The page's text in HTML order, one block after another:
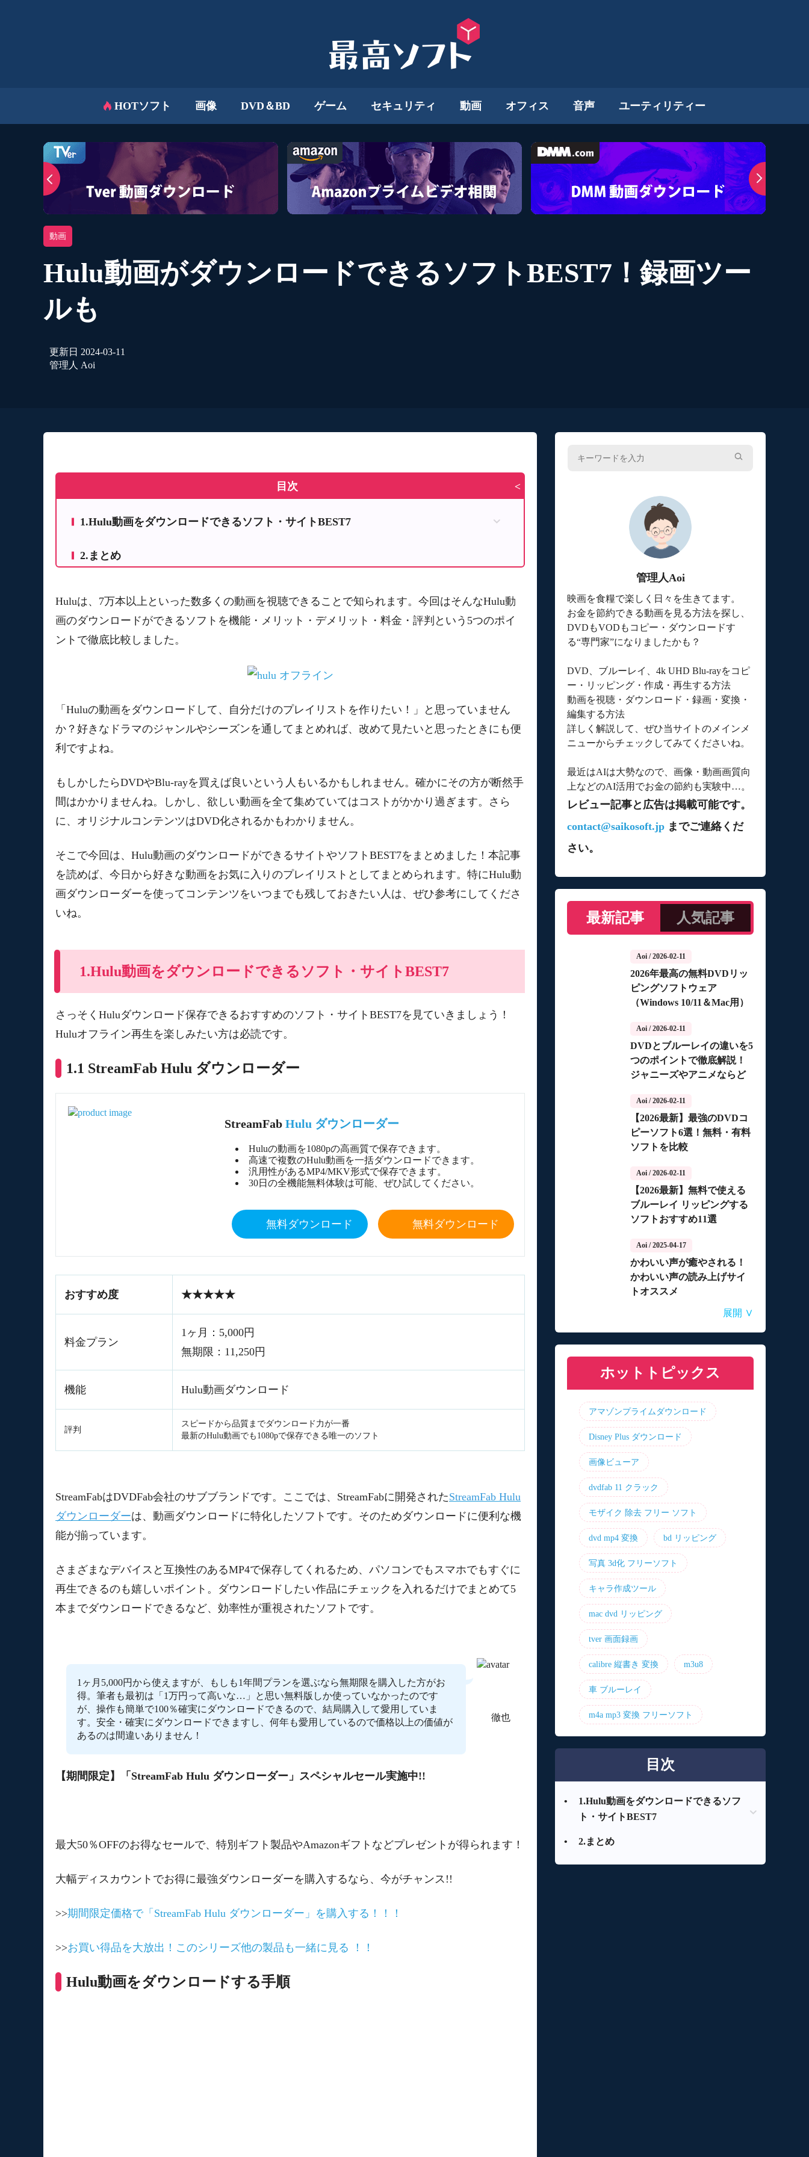
HOTソフト 画像 DVD＆BD ゲーム セキュリティ 動画 オフィス 音声 ユーティリティー
動画
Hulu動画がダウンロードできるソフトBEST7！録画ツー
ルも
更新日 2024-03-11
管理人 Aoi
目次 >
1.Hulu動画をダウンロードできるソフト・サイトBEST7
1.2 KeepStream Hulu Downloader
1.4 AVGO Free Hulu Downloader
1.5 Dovideo Hulu Video Downloader Online
1.6 PlayOn Desktop
2.まとめ
Huluは、7万本以上といった数多くの動画を視聴できることで知られます。今回はそんなHulu動
画のダウンロードができるソフトを機能・メリット・デメリット・料金・評判という5つのポイ
ントで徹底比較しました。
「Huluの動画をダウンロードして、自分だけのプレイリストを作りたい！」と思っていません
か？好きなドラマのジャンルやシーズンを通してまとめれば、改めて見たいと思ったときにも便
利ですよね。
もしかしたらDVDやBlu-rayを買えば良いという人もいるかもしれません。確かにその方が断然手
間はかかりませんね。しかし、欲しい動画を全て集めていてはコストがかかり過ぎます。さら
に、オリジナルコンテンツはDVD化されるかもわかりません。
そこで今回は、Hulu動画のダウンロードができるサイトやソフトBEST7をまとめました！本記事
を読めば、今日から好きな動画をお気に入りのプレイリストとしてまとめられます。特にHulu動
画ダウンローダーを使ってコンテンツをいつまでも残しておきたい人は、ぜひ参考にしてくださ
いね。
1.Hulu動画をダウンロードできるソフト・サイトBEST7
さっそくHuluダウンロード保存できるおすすめのソフト・サイトBEST7を見ていきましょう！
Huluオフライン再生を楽しみたい方は必読です。
1.1 StreamFab Hulu ダウンローダー
StreamFab Hulu ダウンローダー
Huluの動画を1080pの高画質で保存できます。
高速で複数のHulu動画を一括ダウンロードできます。
汎用性があるMP4/MKV形式で保存できます。
30日の全機能無料体験は可能、ぜひ試してください。
無料ダウンロード 無料ダウンロード
おすすめ度 ★★★★★
料金プラン
1ヶ月：5,000円
無期限：11,250円
機能 Hulu動画ダウンロード
評判
スピードから品質までダウンロード力が一番
最新のHulu動画でも1080pで保存できる唯一のソフト
StreamFabはDVDFab会社のサブブランドです。ここでは、StreamFabに開発されたStreamFab Hulu
ダウンローダーは、動画ダウンロードに特化したソフトです。そのためダウンロードに便利な機
能が揃っています。
さまざまなデバイスと互換性のあるMP4で保存してくれるため、パソコンでもスマホでもすぐに
再生できるのも嬉しいポイント。ダウンロードしたい作品にチェックを入れるだけでまとめて5
本までダウンロードできるなど、効率性が重視されたソフトです。
徹也
1ヶ月5,000円から使えますが、もしも1年間プランを選ぶなら無期限を購入した方がお
得。筆者も最初は「1万円って高いな…」と思い無料版しか使っていなかったのです
が、操作も簡単で100％確実にダウンロードできるので、結局購入して愛用していま
す。安全・確実にダウンロードできますし、何年も愛用しているので価格以上の価値が
あるのは間違いありません！
【期間限定】「StreamFab Hulu ダウンローダー」スペシャルセール実施中!!
最大50％OFFのお得なセールで、特別ギフト製品やAmazonギフトなどプレゼントが得られます！
大幅ディスカウントでお得に最強ダウンローダーを購入するなら、今がチャンス!!
>>期間限定価格で「StreamFab Hulu ダウンローダー」を購入する！！！
>>お買い得品を大放出！このシリーズ他の製品も一緒に見る ！！
Hulu動画をダウンロードする手順
管理人Aoi
映画を食糧で楽しく日々を生きてます。
お金を節約できる動画を見る方法を探し、
DVDもVODもコピー・ダウンロードす
る“専門家”になりましたかも？
DVD、ブルーレイ、4k UHD Blu-rayをコピ
ー・リッピング・作成・再生する方法
動画を視聴・ダウンロード・録画・変換・
編集する方法
詳しく解説して、ぜひ当サイトのメインメ
ニューからチェックしてみてくださいね。
最近はAIは大勢なので、画像・動画画質向
上などのAI活用でお金の節約も実験中…。
レビュー記事と広告は掲載可能です。
contact@saikosoft.jp までご連絡くだ
さい。
最新記事 人気記事
Aoi / 2026-02-11
2026年最高の無料DVDリッ
ピングソフトウェア
（Windows 10/11＆Mac用）
Aoi / 2026-02-11
DVDとブルーレイの違いを5
つのポイントで徹底解説！
ジャニーズやアニメならど
Aoi / 2026-02-11
【2026最新】最強のDVDコ
ピーソフト6選！無料・有料
ソフトを比較
Aoi / 2026-02-11
【2026最新】無料で使える
ブルーレイ リッピングする
ソフトおすすめ11選
Aoi / 2025-04-17
かわいい声が癒やされる！
かわいい声の読み上げサイ
トオススメ
自動音声読み上げ無料ツー
ルランキング！使いやすさ
【2026年最新】合成音声の
フリーソフト・サイト・ア
【2026年更新】AI音声読み
上げソフト・サイト・アプ
【2026最新】TuneFabの使
い方・評判・違法性をご紹
【2026最新】ひまわり動画
のダウンロード方法
展開 ∨
ホットトピックス
アマゾンプライムダウンロード
Disney Plus ダウンロード
画像ビューア
dvdfab 11 クラック
モザイク 除去 フリー ソフト
dvd mp4 変換 bd リッピング
写真 3d化 フリーソフト
キャラ作成ツール
mac dvd リッピング
tver 画面録画
calibre 縦書き 変換 m3u8
車 ブルーレイ
m4a mp3 変換 フリーソフト
目次
•
1.Hulu動画をダウンロードできるソフ
ト・サイトBEST7
1.1 StreamFab Hulu ダウンローダー
• 2.まとめ